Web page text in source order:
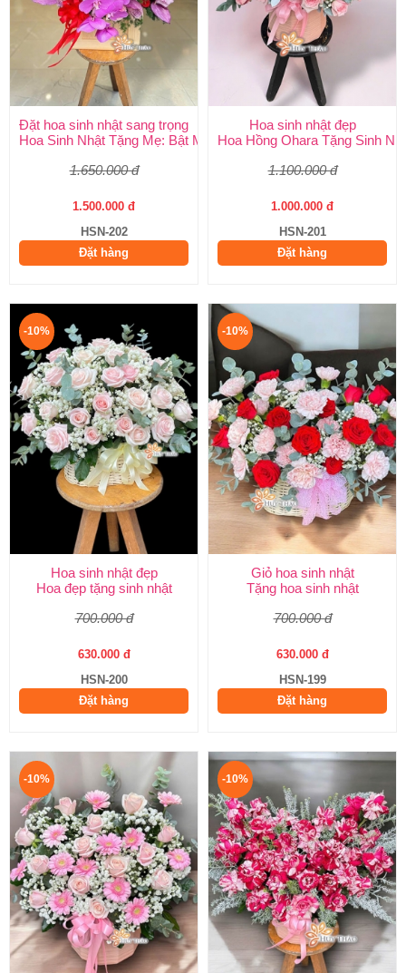
Đặt hoa sinh nhật sang trọng
Hoa Sinh Nhật Tặng Mẹ: Bật Mí 5 Loại Hoa Ý Nghĩa & Cách
1.650.000 đ
1.500.000 đ
HSN-202
Đặt hàng
Hoa sinh nhật đẹp
Hoa Hồng Ohara Tặng Sinh
1.100.000 đ
1.000.000 đ
HSN-201
Đặt hàng
-10%
Hoa sinh nhật đẹp
Hoa đẹp tặng sinh nhật
700.000 đ
630.000 đ
HSN-200
Đặt hàng
-10%
Giỏ hoa sinh nhật
Tặng hoa sinh nhật
700.000 đ
630.000 đ
HSN-199
Đặt hàng
-10% -10%